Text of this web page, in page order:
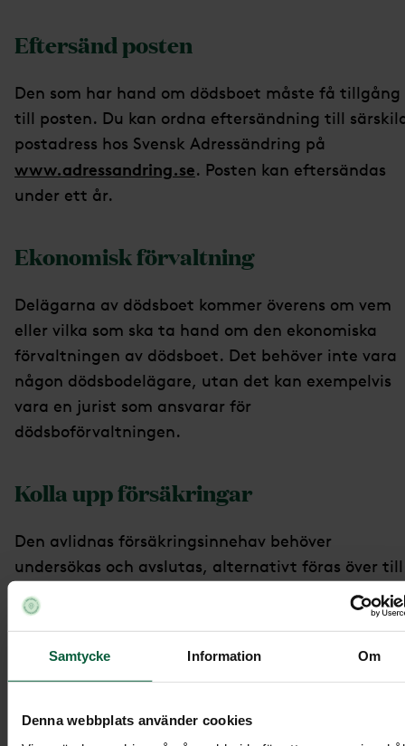
Samtycke Information Om
Denna webbplats använder cookies
Eftersänd posten
Den som har hand om dödsboet måste få tillgång
till posten. Du kan ordna eftersändning till
postadress hos Svensk Adressändring på
www.adressandring.se. Posten kan eftersändas
under ett år.
Ekonomisk förvaltning
Delägarna av dödsboet kommer överens om vem
eller vilka som ska ta hand om den ekonomiska
förvaltningen av dödsboet. Det behöver inte vara
någon dödsbodelägare, utan det kan exempelvis
vara en jurist som ansvarar för
dödsboförvaltningen.
Kolla upp försäkringar
Den avlidnas försäkringsinnehav behöver
undersökas och avslutas, alternativt föras över till
någon annan om de ska behållas. Vi erbjuder
tjänsten
där vi
hitta försäkringar som du och de andra anhöriga